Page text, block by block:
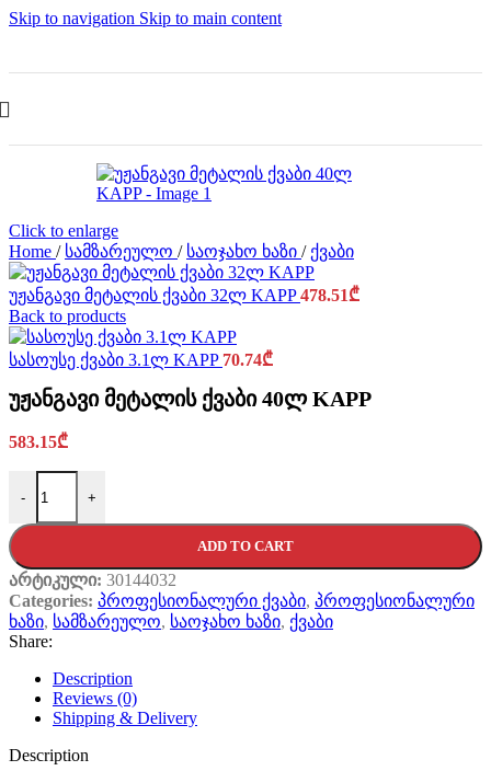
Skip to navigation Skip to main content
Click to enlarge
Home / სამზარეულო / საოჯახო ხაზი / ქვაბი
უჟანგავი მეტალის ქვაბი 32ლ KAPP478.51₾
Back to products
სასოუსე ქვაბი 3.1ლ KAPP 70.74₾
უჟანგავი მეტალის ქვაბი 40ლ KAPP
583.15₾
- +
ADD TO CART
არტიკული: 30144032
Categories: პროფესიონალური ქვაბი, პროფესიონალური
ხაზი, სამზარეულო, საოჯახო ხაზი, ქვაბი
Share:
Description
Reviews (0)
Shipping & Delivery
Description